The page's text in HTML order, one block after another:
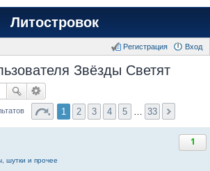
Литостровок
Вход
Регистрация
Звёзды Светят
1 2 3 4 5 33
шутки и прочее
1